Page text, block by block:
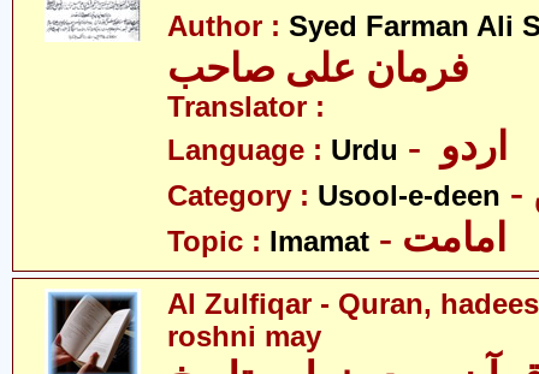
Author : Syed Farman Ali
فرمان علی صاحب
Translator :
Language : Urdu
Category : Usool-e-deen
Topic : Imamat - امامت
Al Zulfiqar - Quran,
roshni may